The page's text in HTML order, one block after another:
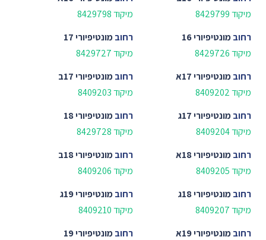
מיקוד 8429799
מיקוד 8429798
רחובמונטיפיורי 16
מיקוד 8429726
רחובמונטיפיורי 17
מיקוד 8429727
רחובמונטיפיורי 17א
מיקוד 8409202
רחובמונטיפיורי 17ב
מיקוד 8409203
רחובמונטיפיורי 17ג
מיקוד 8409204
רחובמונטיפיורי 18
מיקוד 8429728
רחובמונטיפיורי 18א
מיקוד 8409205
רחובמונטיפיורי 18ב
מיקוד 8409206
רחובמונטיפיורי 18ג
מיקוד 8409207
רחובמונטיפיורי 19ג
מיקוד 8409210
רחובמונטיפיורי 19א
רחובמונטיפיורי 19